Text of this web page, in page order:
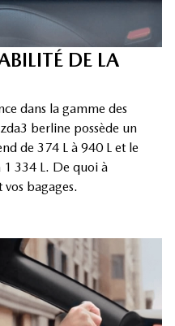
DE LA
dans la gamme des
berline possède un
de 374 L à 940 L et le
1 334 L. De quoi à
vos bagages.